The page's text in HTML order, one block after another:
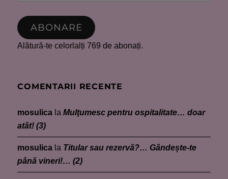
ABONARE
Alătură-te celorlalți 769 de abonați.
COMENTARII RECENTE
mosulica laMulţumesc pentru ospitalitate… doar
atât! (3)
mosulica la Titular sau rezervă?… Gândește-te
până vineri!… (2)